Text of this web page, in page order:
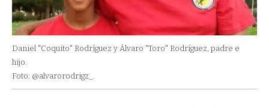
Daniel "Coquito" Rodríguez y Álvaro "Toro" Rodríguez, padre e
hijo.
Foto: @alvarorodrigz_.